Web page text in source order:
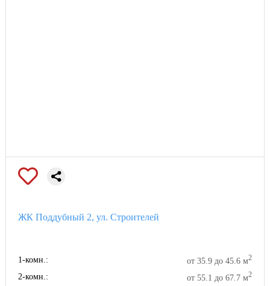
ЖК Поддубный 2, ул. Строителей
1-комн.: от 35.9 до 45.6 м2
2-комн.: от 55.1 до 67.7 м2